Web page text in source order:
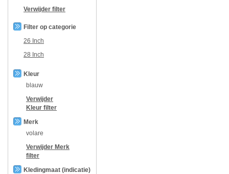
Verwijder filter
Filter op categorie
26 Inch
28 Inch
Kleur
blauw
Verwijder
Kleur filter
Merk
volare
Verwijder Merk
filter
Kledingmaat (indicatie)